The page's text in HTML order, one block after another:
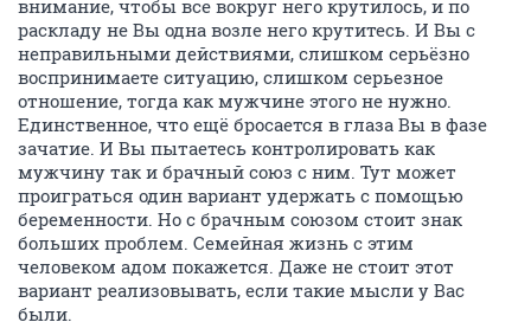
внимание, чтобы все вокруг него крутилось, и по
раскладу не Вы одна возле него крутитесь. И Вы с
неправильными действиями, слишком серьёзно
воспринимаете ситуацию, слишком серьезное
отношение, тогда как мужчине этого не нужно.
Единственное, что ещё бросается в глаза Вы в фазе
зачатие. И Вы пытаетесь контролировать как
мужчину так и брачный союз с ним. Тут может
проиграться один вариант удержать с помощью
беременности. Но с брачным союзом стоит знак
больших проблем. Семейная жизнь с этим
человеком адом покажется. Даже не стоит этот
вариант реализовывать, если такие мысли у Вас
были.